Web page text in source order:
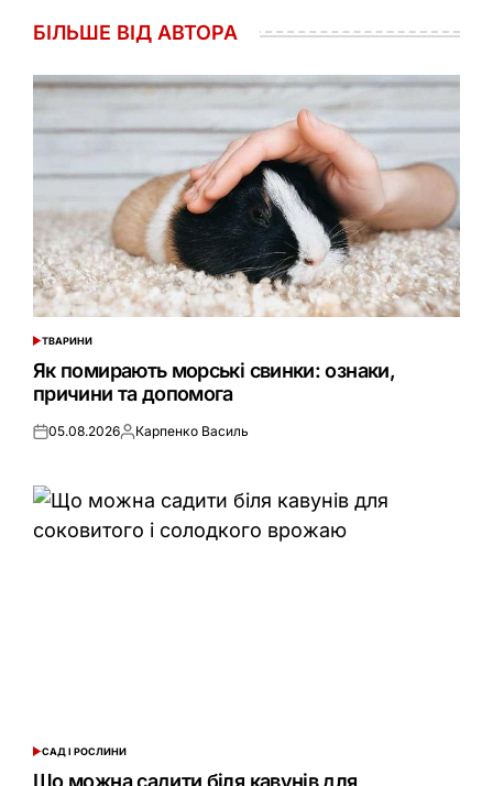
БІЛЬШЕ ВІД АВТОРА
ОПУБЛІКУВАТИ
У
ТВАРИНИ
Як помирають морські свинки: ознаки,
причини та допомога
Оприлюднено
05.08.2026Опубліковано
Карпенко Василь
ОПУБЛІКУВАТИ
У
САД І РОСЛИНИ